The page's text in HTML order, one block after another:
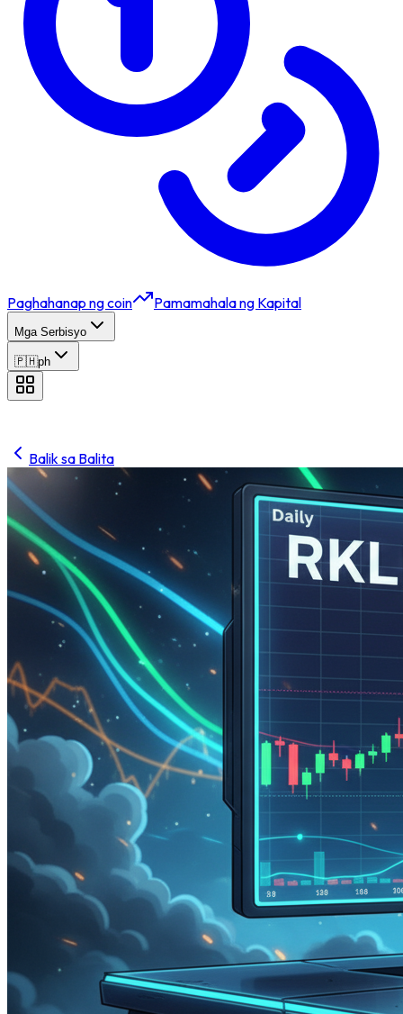
Paghahanap ng coin Pamamahala ng Kapital
Mga Serbisyo
🇵🇭ph
Balik sa Balita